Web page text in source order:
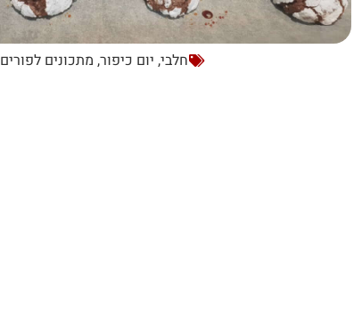
חלבי, יום כיפור, מתכונים לפורים